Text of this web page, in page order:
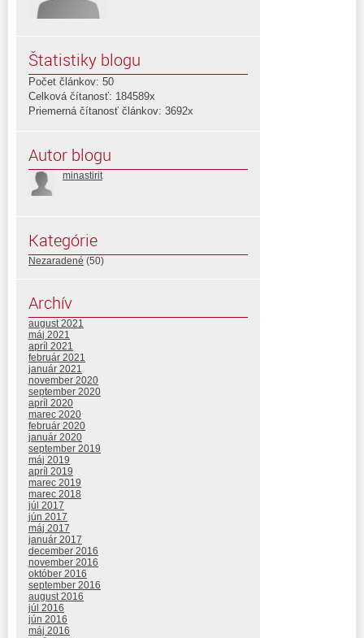
Štatistiky blogu
Počet článkov: 50
Celková čítanosť: 184589x
Priemerná čítanosť článkov: 3692x
Autor blogu
minastirit
Kategórie
Nezaradené (50)
Archív
august 2021
máj 2021
apríl 2021
február 2021
január 2021
november 2020
september 2020
apríl 2020
marec 2020
február 2020
január 2020
september 2019
máj 2019
apríl 2019
marec 2019
marec 2018
júl 2017
jún 2017
máj 2017
január 2017
december 2016
november 2016
október 2016
september 2016
august 2016
júl 2016
jún 2016
máj 2016